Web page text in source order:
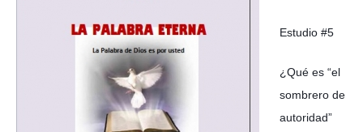
Estudio #5
¿Qué es “el
sombrero de
autoridad”